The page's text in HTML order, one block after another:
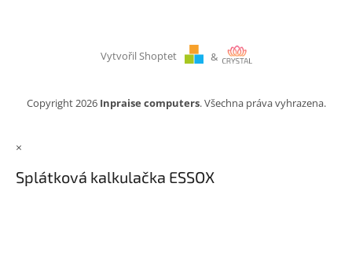
Vytvořil Shoptet &
Copyright 2026 Inpraise computers. Všechna práva vyhrazena.
×
Splátková kalkulačka ESSOX